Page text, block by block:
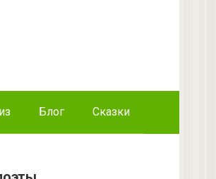
Блог Сказки